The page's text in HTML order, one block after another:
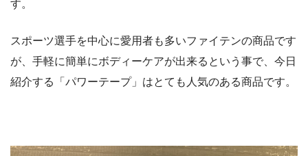
す。
スポーツ選手を中心に愛用者も多いファイテンの商品です
が、手軽に簡単にボディーケアが出来るという事で、今日
紹介する「パワーテープ」はとても人気のある商品です。